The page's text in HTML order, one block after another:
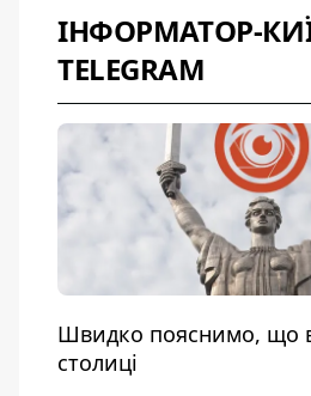
ІНФОРМАТОР-
TELEGRAM
Швидко пояснимо, що
столиці